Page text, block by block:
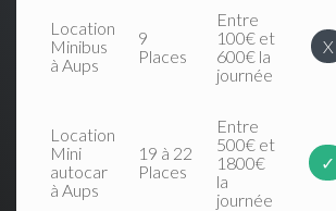
Location
Minibus
à Aups
9
Places
Entre
100€ et
600€ la
journée
X
Location
Mini
autocar
à Aups
19 à 22
Places
Entre
500€ et
1800€
la
journée
✓